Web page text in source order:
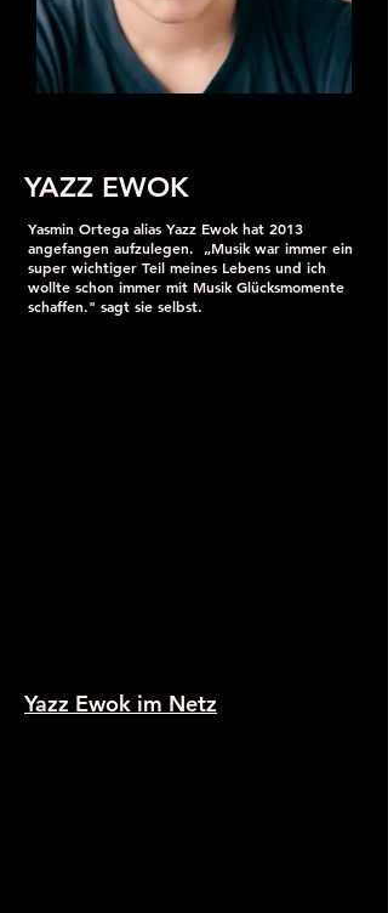
YAZZ EWOK
Yasmin Ortega alias Yazz Ewok hat 2013
angefangen aufzulegen. „Musik war immer ein
super wichtiger Teil meines Lebens und ich
wollte schon immer mit Musik Glücksmomente
schaffen." sagt sie selbst.
Yazz Ewok im Netz